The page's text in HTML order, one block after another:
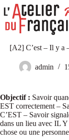
Passer
contenu
résultat
Accueil
Niveaux
Niveaux
Culture
et
[A2] C’est – Il y a
admin
Objectif : Savoir
EST correctement –
C’EST – Savoir
dans un lieu avec IL
chose ou une